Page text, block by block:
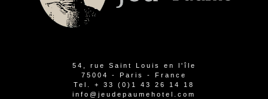
54, rue Saint Louis en l'île
75004 - Paris - France
Tel. + 33 (0)1 43 26 14 18
info@jeudepaumehotel.com